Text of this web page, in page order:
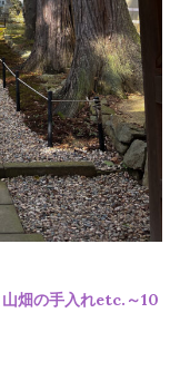
畑の手入れetc.～10